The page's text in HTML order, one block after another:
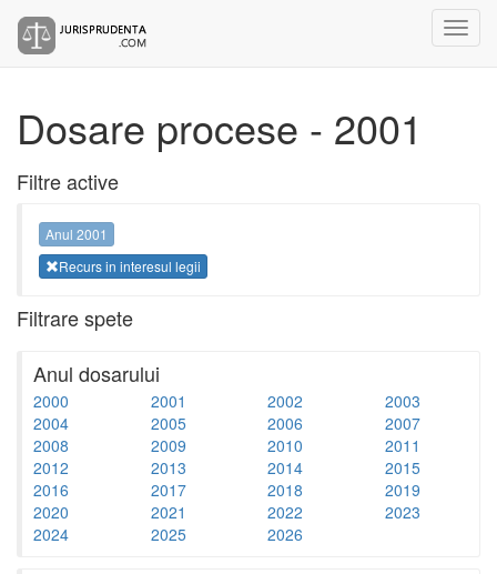
Dosare procese - 2001
Filtre active
Anul 2001
Recurs in interesul legii
Filtrare spete
Anul dosarului
2000 2001 2002
2003
2004
2005 2006
2007
2008
2009 2010
2011
2012
2013 2014
2015
2016
2017 2018
2019
2020
2021 2022
2023
2024
2025 2026